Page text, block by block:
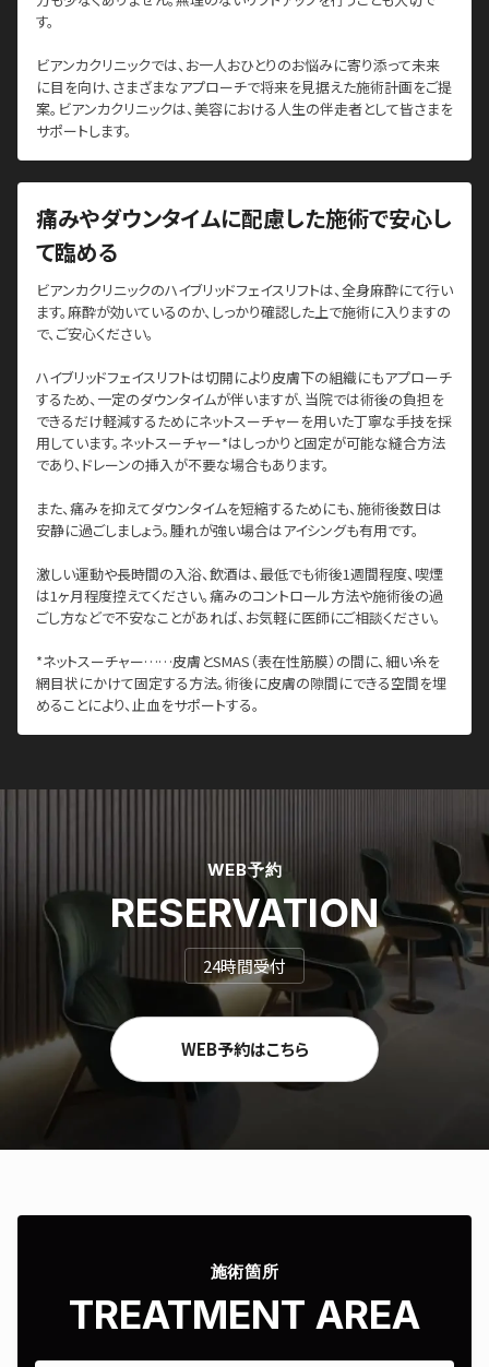
す。
ビアンカクリニックでは、お一人おひとりのお悩みに寄り添って未来
に目を向け、さまざまなアプローチで将来を見据えた施術計画をご提
案。ビアンカクリニックは、美容における人生の伴走者として皆さまを
サポートします。
痛みやダウンタイムに配慮した施術で安心し
て臨める
ビアンカクリニックのハイブリッドフェイスリフトは、全身麻酔にて行い
ます。麻酔が効いているのか、しっかり確認した上で施術に入りますの
で、ご安心ください。
ハイブリッドフェイスリフトは切開により皮膚下の組織にもアプローチ
するため、一定のダウンタイムが伴いますが、当院では術後の負担を
できるだけ軽減するためにネットスーチャーを用いた丁寧な手技を採
用しています。ネットスーチャー*はしっかりと固定が可能な縫合方法
であり、ドレーンの挿入が不要な場合もあります。
また、痛みを抑えてダウンタイムを短縮するためにも、施術後数日は
安静に過ごしましょう。腫れが強い場合はアイシングも有用です。
激しい運動や長時間の入浴、飲酒は、最低でも術後1週間程度、喫煙
は1ヶ月程度控えてください。痛みのコントロール方法や施術後の過
ごし方などで不安なことがあれば、お気軽に医師にご相談ください。
*ネットスーチャー……皮膚とSMAS（表在性筋膜）の間に、細い糸を
網目状にかけて固定する方法。術後に皮膚の隙間にできる空間を埋
めることにより、止血をサポートする。
WEB予約
RESERVATION
24時間受付
WEB予約はこちら
施術箇所
TREATMENT AREA